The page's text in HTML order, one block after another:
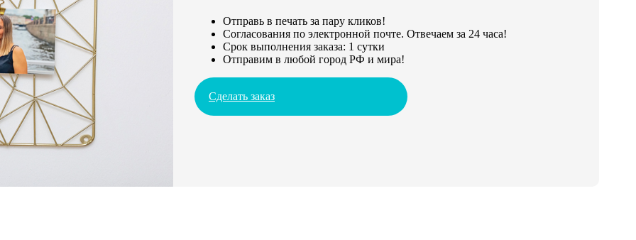
Отправь в печать за пару кликов!
Согласования по электронной почте. Отвечаем за 24 часа!
Срок выполнения заказа: 1 сутки
Отправим в любой город РФ и мира!
Сделать заказ